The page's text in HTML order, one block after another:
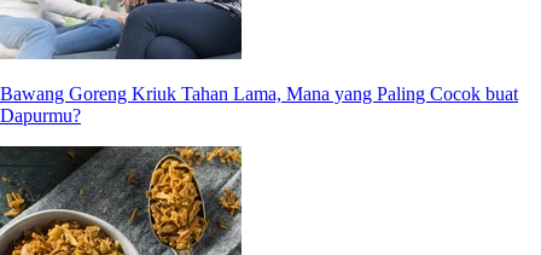
Bawang Goreng Kriuk Tahan Lama, Mana yang Paling Cocok buat
Dapurmu?